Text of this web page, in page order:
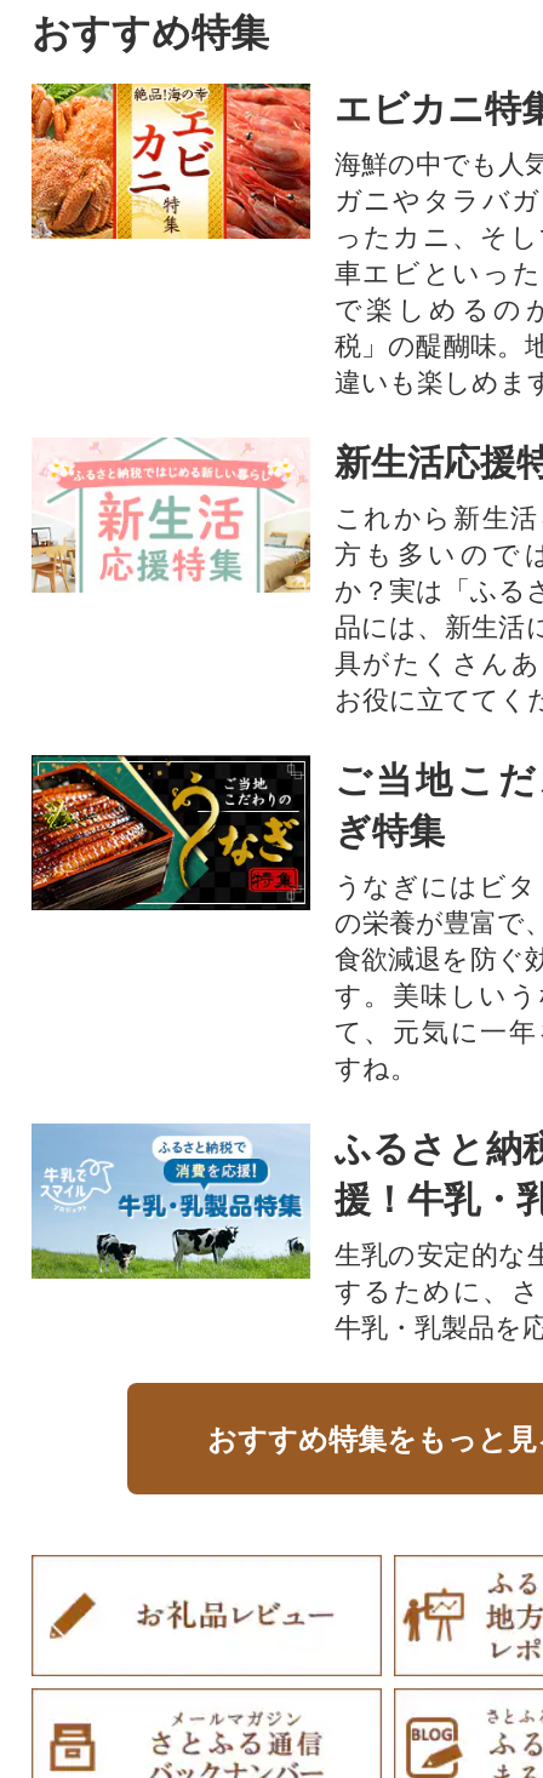
おすすめ特集
エビカニ特
海鮮の中でも人
ガニやタラバ
ったカニ、そ
車エビといっ
で楽しめるの
税」の醍醐味。
違いも楽しめま
新生活応援
これから新生
方も多いので
か？実は「ふる
品には、新生活
具がたくさん
お役に立ててく
ご当地こ
ぎ特集
うなぎにはビ
の栄養が豊富で
食欲減退を防ぐ
す。美味しい
て、元気に一
すね。
ふるさと納
援！牛乳・
生乳の安定的な
するために、
牛乳・乳製品を
おすすめ特集をもっと